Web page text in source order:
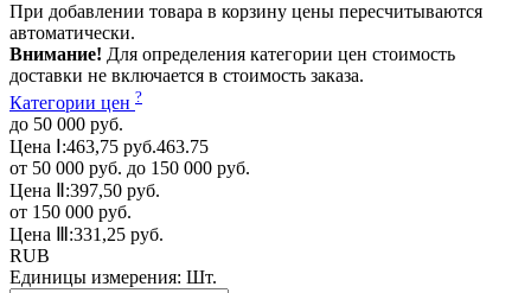
При добавлении товара в корзину цены пересчитываются
автоматически.
Внимание! Для определения категории цен стоимость
доставки не включается в стоимость заказа.
Категории цен ?
до 50 000 руб.
Цена Ⅰ:463,75 руб.463.75
от 50 000 руб. до 150 000 руб.
Цена Ⅱ:397,50 руб.
от 150 000 руб.
Цена Ⅲ:331,25 руб.
RUB
Единицы измерения: Шт.